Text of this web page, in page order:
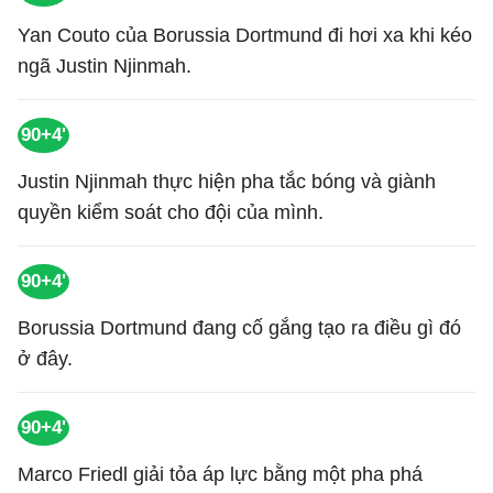
Yan Couto của Borussia Dortmund đi hơi xa khi kéo
ngã Justin Njinmah.
90+4'
Justin Njinmah thực hiện pha tắc bóng và giành
quyền kiểm soát cho đội của mình.
90+4'
Borussia Dortmund đang cố gắng tạo ra điều gì đó
ở đây.
90+4'
Marco Friedl giải tỏa áp lực bằng một pha phá